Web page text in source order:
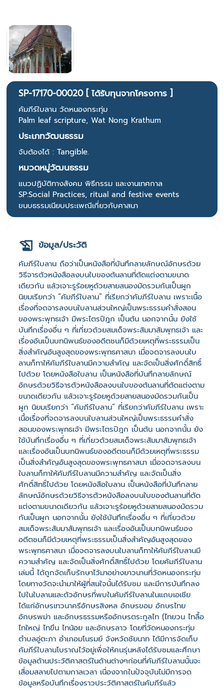
SP-17170-00020 [ ได้รับทุนจากโครงการ ]
คัมภีร์ใบลาน วัดหนองกระทุ่ม
Palm leaf scripture, Wat Nong Krathum
ประเภทวัฒนธรรม
จับต้องได้ : Tangible.
หมวดหมู่วัฒนธรรม
แนวปฏิบัติทางสังคม พิธีกรรม และงานเทศกาล
SP:Social Practices, ritual and festive events
ขนบธรรมเนียบประเพณีเกี่ยวกับศาสนา
ข้อมูล/ประวัติ
คัมภีร์ใบลาน ถือว่าเป็นหนังสือที่บันทึกลายลักษณ์อักษรด้วย
วิธีจารตัวหนังสือลงบนใบของต้นลานที่ตัดแต่งตามขนาด
เดียวกัน แล้วเจาะรูร้อยหูด้วยสายสนองมัดรวมกันเป็นผูก
นิยมเรียกว่า “คัมภีร์ใบลาน” ที่เรียกว่าคัมภีร์ใบลาน เพราะเนื้อ
เรื่องที่จดจารลงบนใบลานส่วนใหญ่เป็นพระธรรมคำสั่งสอน
ของพระพุทธเจ้า มีพระไตรปิฎก เป็นต้น นอกจากนั้น ยังใช้
บันทึกเรื่องอื่น ๆ ที่เกี่ยวด้วยสมเด็จพระสัมมาสัมพุทธเจ้า และ
เรื่องอันเป็นบทนิพนธ์ของอดีตชนก็มีด้วยเหตุที่พระธรรมเป็น
สิ่งสำคัญอันสูงสุดของพระพุทธศาสนา เมื่อจดจารลงบนใบ
ลานก็ทาให้คัมภีร์ใบลานมีความสำคัญ และจัดเป็นสิ่งศักดิ์สิทธิ์
ไปด้วย โดยหนังสือใบลาน เป็นหนังสือที่บันทึกลายลักษณ์
อักษรด้วยวิธีจารตัวหนังสือลงบนใบของต้นลานที่ตัดแต่งตาม
ขนาดเดียวกัน แล้วเจาะรูร้อยหูด้วยสายสนองมัดรวมกันเป็น
ผูก นิยมเรียกว่า “คัมภีร์ใบลาน” ที่เรียกว่าคัมภีร์ใบลาน เพราะ
เนื้อเรื่องที่จดจารลงบนใบลานส่วนใหญ่เป็นพระธรรมคำสั่ง
สอนของพระพุทธเจ้า มีพระไตรปิฎก เป็นต้น นอกจากนั้น ยัง
ใช้บันทึกเรื่องอื่น ๆ ที่เกี่ยวด้วยสมเด็จพระสัมมาสัมพุทธเจ้า
และเรื่องอันเป็นบทนิพนธ์ของอดีตชนก็มีด้วยเหตุที่พระธรรม
เป็นสิ่งสำคัญอันสูงสุดของพระพุทธศาสนา เมื่อจดจารลงบน
ใบลานก็ทาให้คัมภีร์ใบลานมีความสำคัญ และจัดเป็นสิ่ง
ศักดิ์สิทธิ์ไปด้วย โดยหนังสือใบลาน เป็นหนังสือที่บันทึกลาย
ลักษณ์อักษรด้วยวิธีจารตัวหนังสือลงบนใบของต้นลานที่ตัด
แต่งตามขนาดเดียวกัน แล้วเจาะรูร้อยหูด้วยสายสนองมัดรวม
กันเป็นผูก นอกจากนั้น ยังใช้บันทึกเรื่องอื่น ๆ ที่เกี่ยวด้วย
สมเด็จพระสัมมาสัมพุทธเจ้า และเรื่องอันเป็นบทนิพนธ์ของ
อดีตชนก็มีด้วยเหตุที่พระธรรมเป็นสิ่งสำคัญอันสูงสุดของ
พระพุทธศาสนา เมื่อจดจารลงบนใบลานก็ทาให้คัมภีร์ใบลานมี
ความสำคัญ และจัดเป็นสิ่งศักดิ์สิทธิ์ไปด้วย โดยคัมภีร์ใบลาน
เล่มนี้ ได้ถูกจัดเก็บรักษาไว้มาอย่างยาวนานที่วัดหนองกระทุ่ม
โดยทางวัดจะนำมาให้ผู้ที่สนใจนั้นได้รับชม และมีการบันทึกลง
ไปในใบลานและตัวอักษรที่พบในคัมภีร์ใบลานในแถบเอเชีย
ได้แก่อักษรเทวนาครีอักษรสิงหล อักษรขอม อักษรไทย
อักษรพม่า และอักษรธรรมหรืออักษรตระกูลไท (ไทยวน ไทลื้อ
ไทใหญ่ ไทขึน ไทน้อย และอักษรลาว โดยที่วัดหนองกระทุ่ม
ตำบลอู่ตะภา อำเภอมโนรมย์ จังหวัดชัยนาท ได้มีการจัดเก็บ
คัมภีร์ใบลานโบราณไว้อยู่เพื่อให้คนรุ่นหลังได้รับชมและศึกษา
ข้อมูลด้านประวัติศาสตร์ในด้านต่างๆก่อนที่คัมภีร์ใบลานนั้นจะ
เสื่อมสลายไปตามกาลเวลา เนื่องจากในปัจจุบันไม่มีการจด
ข้อมูลหรือบันทึกเรื่องราวประวัติศาสตร์ในคัมภีร์แล้ว